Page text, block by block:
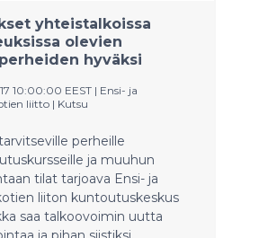
lyhyessä ajassa.
sovellus vastaa
avun tarpeeseen
yhteistyön valmiita
valmistavan ja
yhteistalkoissa
olevien
hyväksi
10:00:00 EEST | Ensi- ja
liitto | Kutsu
perheille
ja muuhun
tilat tarjoava Ensi- ja
liiton kuntoutuskeskus
saa talkoovoimin uutta